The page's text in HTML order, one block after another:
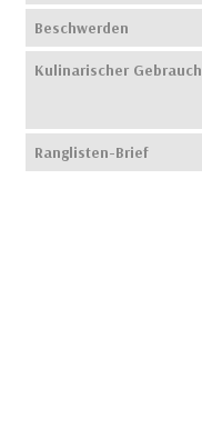
Beschwerden
Kulinarischer Gebrauch
Ranglisten-Brief